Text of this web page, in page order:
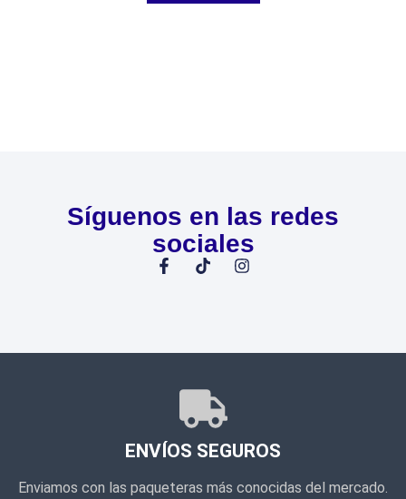
Síguenos en las redes
sociales
ENVÍOS SEGUROS
Enviamos con las paqueteras más conocidas del mercado.